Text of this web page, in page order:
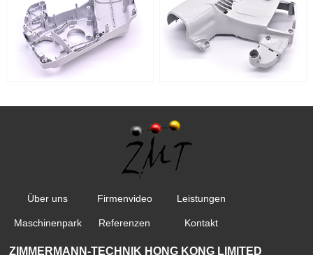
Über uns Firmenvideo Leistungen
Maschinenpark Referenzen Kontakt
ZIMMERMANN-TECHNIK HONG KONG LIMITED